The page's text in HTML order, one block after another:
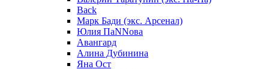
Back
Марк Бади (экс. Арсенал)
Юлия ПаNNова
Авангард
Алина Дубинина
Яна Ост